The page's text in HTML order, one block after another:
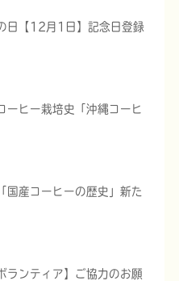
日【12月1日】記念日登録
ーヒー栽培史「沖縄コーヒ
国産コーヒーの歴史」新た
ランティア】ご協力のお願